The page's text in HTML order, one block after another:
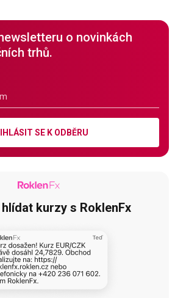
o novinkách
trhů.
SE K ODBĚRU
kurzy s RoklenFx